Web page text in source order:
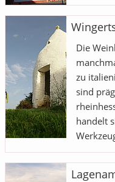
Die
zu
sind
handelt